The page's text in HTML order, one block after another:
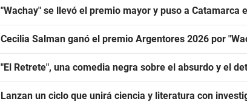
"Wachay" se llevó el premio mayor y puso a Catamarca
Cecilia Salman ganó el premio Argentores 2026 por
"El Retrete", una comedia negra sobre el absurdo y el
Lanzan un ciclo que unirá ciencia y literatura con